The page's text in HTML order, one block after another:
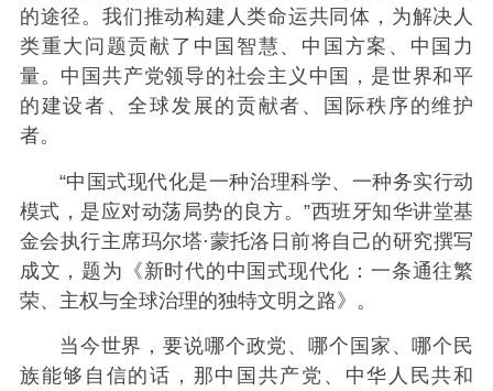
的途径。我们推动构建人类命运共同体，为解决人
类重大问题贡献了中国智慧、中国方案、中国力
量。中国共产党领导的社会主义中国，是世界和平
的建设者、全球发展的贡献者、国际秩序的维护
者。
“中国式现代化是一种治理科学、一种务实行动
模式，是应对动荡局势的良方。”西班牙知华讲堂基
金会执行主席玛尔塔·蒙托洛日前将自己的研究撰写
成文，题为《新时代的中国式现代化：一条通往繁
荣、主权与全球治理的独特文明之路》。
当今世界，要说哪个政党、哪个国家、哪个民
族能够自信的话，那中国共产党、中华人民共和